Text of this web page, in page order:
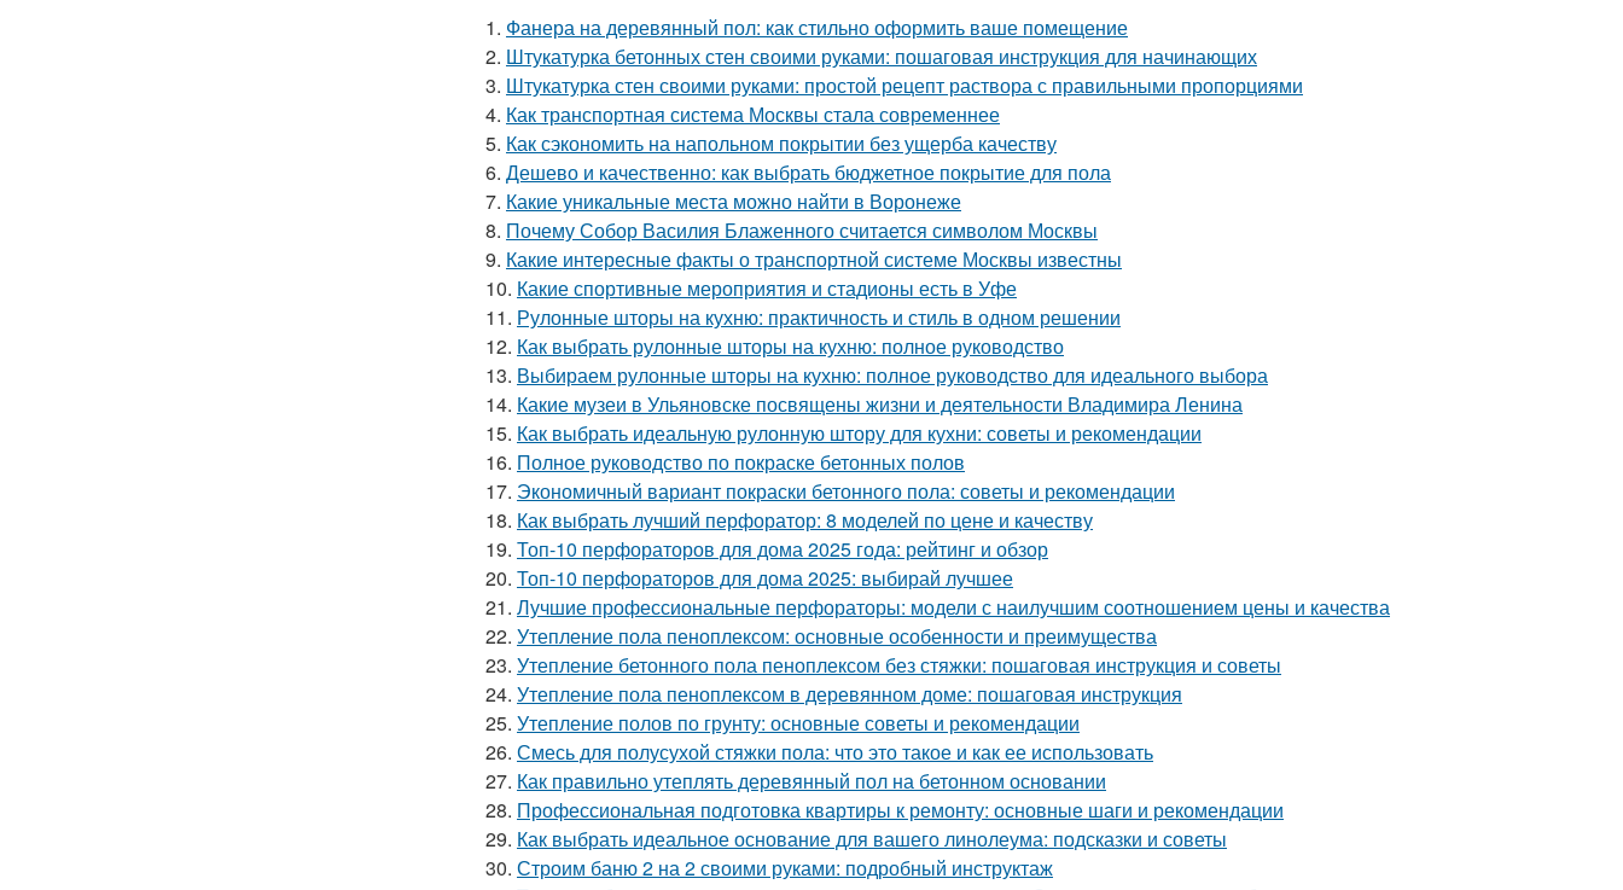
1. Фанера на деревянный пол: как стильно оформить ваше помещение
2. Штукатурка бетонных стен своими руками: пошаговая инструкция для начинающих
3. Штукатурка стен своими руками: простой рецепт раствора с правильными пропорциями
4. Как транспортная система Москвы стала современнее
5. Как сэкономить на напольном покрытии без ущерба качеству
6. Дешево и качественно: как выбрать бюджетное покрытие для пола
7. Какие уникальные места можно найти в Воронеже
8. Почему Собор Василия Блаженного считается символом Москвы
9. Какие интересные факты о транспортной системе Москвы известны
10. Какие спортивные мероприятия и стадионы есть в Уфе
11. Рулонные шторы на кухню: практичность и стиль в одном решении
12. Как выбрать рулонные шторы на кухню: полное руководство
13. Выбираем рулонные шторы на кухню: полное руководство для идеального выбора
14. Какие музеи в Ульяновске посвящены жизни и деятельности Владимира Ленина
15. Как выбрать идеальную рулонную штору для кухни: советы и рекомендации
16. Полное руководство по покраске бетонных полов
17. Экономичный вариант покраски бетонного пола: советы и рекомендации
18. Как выбрать лучший перфоратор: 8 моделей по цене и качеству
19. Топ-10 перфораторов для дома 2025 года: рейтинг и обзор
20. Топ-10 перфораторов для дома 2025: выбирай лучшее
21. Лучшие профессиональные перфораторы: модели с наилучшим соотношением цены и качества
22. Утепление пола пеноплексом: основные особенности и преимущества
23. Утепление бетонного пола пеноплексом без стяжки: пошаговая инструкция и советы
24. Утепление пола пеноплексом в деревянном доме: пошаговая инструкция
25. Утепление полов по грунту: основные советы и рекомендации
26. Смесь для полусухой стяжки пола: что это такое и как ее использовать
27. Как правильно утеплять деревянный пол на бетонном основании
28. Профессиональная подготовка квартиры к ремонту: основные шаги и рекомендации
29. Как выбрать идеальное основание для вашего линолеума: подсказки и советы
30. Строим баню 2 на 2 своими руками: подробный инструктаж